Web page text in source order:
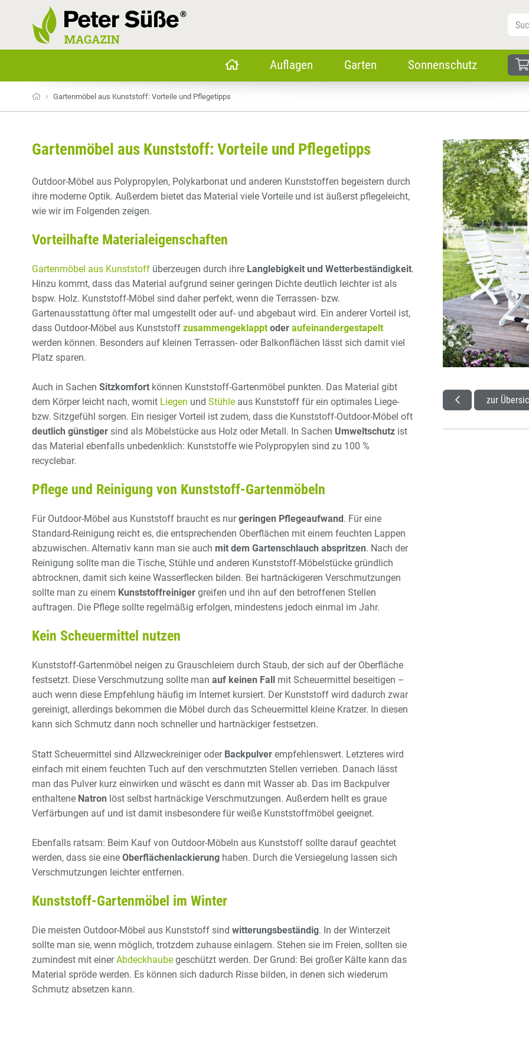
Auflagen Garten Sonnenschutz
› Gartenmöbel aus Kunststoff: Vorteile und Pflegetipps
zur
Gartenmöbel aus Kunststoff: Vorteile und Pflegetipps
Outdoor-Möbel aus Polypropylen, Polykarbonat und anderen Kunststoffen begeistern durch
ihre moderne Optik. Außerdem bietet das Material viele Vorteile und ist äußerst pflegeleicht,
wie wir im Folgenden zeigen.
Vorteilhafte Materialeigenschaften
Gartenmöbel aus Kunststoffüberzeugen durch ihre Langlebigkeit und Wetterbeständigkeit.
Hinzu kommt, dass das Material aufgrund seiner geringen Dichte deutlich leichter ist als
bspw. Holz. Kunststoff-Möbel sind daher perfekt, wenn die Terrassen- bzw.
Gartenausstattung öfter mal umgestellt oder auf- und abgebaut wird. Ein anderer Vorteil ist,
dass Outdoor-Möbel aus Kunststoff zusammengeklapptoder aufeinandergestapelt
werden können. Besonders auf kleinen Terrassen- oder Balkonflächen lässt sich damit viel
Platz sparen.
Auch in Sachen Sitzkomfortkönnen Kunststoff-Gartenmöbel punkten. Das Material gibt
dem Körper leicht nach, womit Liegen und Stühleaus Kunststoff für ein optimales Liege-
bzw. Sitzgefühl sorgen. Ein riesiger Vorteil ist zudem, dass die Kunststoff-Outdoor-Möbel oft
deutlich günstigersind als Möbelstücke aus Holz oder Metall. In Sachen Umweltschutzist
das Material ebenfalls unbedenklich: Kunststoffe wie Polypropylen sind zu 100 %
recyclebar.
Pflege und Reinigung von Kunststoff-Gartenmöbeln
Für Outdoor-Möbel aus Kunststoff braucht es nurgeringen Pflegeaufwand . Für eine
Standard-Reinigung reicht es, die entsprechenden Oberflächen mit einem feuchten Lappen
abzuwischen. Alternativ kann man sie auch mit dem Gartenschlauch abspritzen. Nach der
Reinigung sollte man die Tische, Stühle und anderen Kunststoff-Möbelstücke gründlich
abtrocknen, damit sich keine Wasserflecken bilden. Bei hartnäckigeren Verschmutzungen
sollte man zu einem Kunststoffreinigergreifen und ihn auf den betroffenen Stellen
auftragen. Die Pflege sollte regelmäßig erfolgen, mindestens jedoch einmal im Jahr.
Kein Scheuermittel nutzen
Kunststoff-Gartenmöbel neigen zu Grauschleiern durch Staub, der sich auf der Oberfläche
festsetzt. Diese Verschmutzung sollte man auf keinen Fall
mit Scheuermittel beseitigen –
auch wenn diese Empfehlung häufig im Internet kursiert. Der Kunststoff wird dadurch zwar
gereinigt, allerdings bekommen die Möbel durch das Scheuermittel kleine Kratzer. In diesen
kann sich Schmutz dann noch schneller und hartnäckiger festsetzen.
Statt Scheuermittel sind Allzweckreiniger oder Backpulverempfehlenswert. Letzteres wird
einfach mit einem feuchten Tuch auf den verschmutzten Stellen verrieben. Danach lässt
man das Pulver kurz einwirken und wäscht es dann mit Wasser ab. Das im Backpulver
enthaltene Natron löst selbst hartnäckige Verschmutzungen. Außerdem hellt es graue
Verfärbungen auf und ist damit insbesondere für weiße Kunststoffmöbel geeignet.
Ebenfalls ratsam: Beim Kauf von Outdoor-Möbeln aus Kunststoff sollte darauf geachtet
werden, dass sie eine Oberflächenlackierunghaben. Durch die Versiegelung lassen sich
Verschmutzungen leichter entfernen.
Kunststoff-Gartenmöbel im Winter
Die meisten Outdoor-Möbel aus Kunststoff sind witterungsbeständig. In der Winterzeit
sollte man sie, wenn möglich, trotzdem zuhause einlagern. Stehen sie im Freien, sollten sie
zumindest mit einerAbdeckhaubegeschützt werden. Der Grund: Bei großer Kälte kann das
Material spröde werden. Es können sich dadurch Risse bilden, in denen sich wiederum
Schmutz absetzen kann.